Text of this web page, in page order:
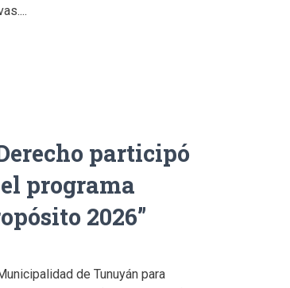
participó
programa
2026”
de Tunuyán para